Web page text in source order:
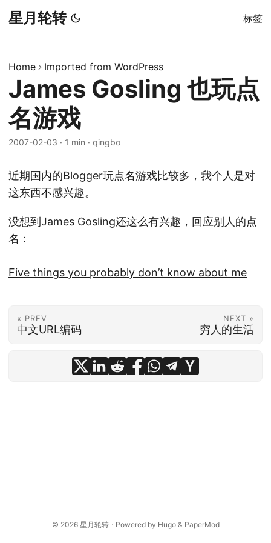
星月轮转 标签
Home Imported from WordPress
James Gosling 也玩点
名游戏
2007-02-03 · 1 min · qingbo
近期国内的Blogger玩点名游戏比较多，我个人是对
这东西不感兴趣。
没想到James Gosling还这么有兴趣，回应别人的点
名：
Five things you probably don’t know about me
« PREV
中文URL编码
NEXT »
穷人的生活
© 2026 星月轮转 · Powered by Hugo& PaperMod